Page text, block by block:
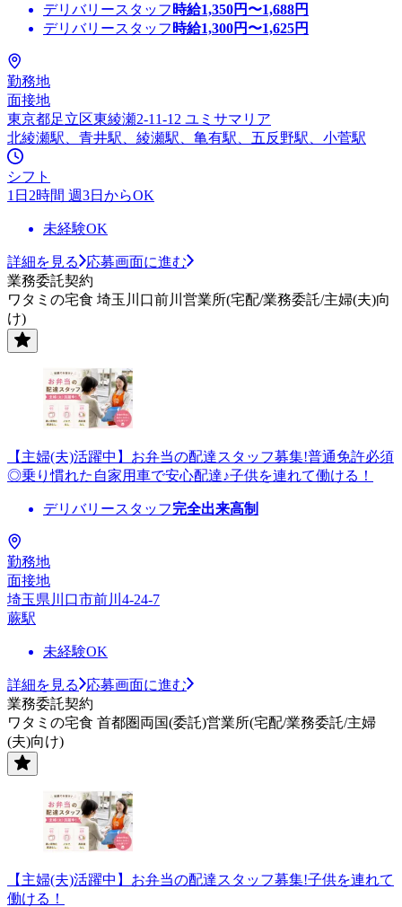
デリバリースタッフ 時給1,350円〜1,688円
デリバリースタッフ 時給1,300円〜1,625円
勤務地
面接地
東京都足立区東綾瀬2-11-12 ユミサマリア
北綾瀬駅、青井駅、綾瀬駅、亀有駅、五反野駅、小菅駅
シフト
1日2時間 週3日からOK
未経験OK
詳細を見る
応募画面に進む
業務委託契約
ワタミの宅食 埼玉川口前川営業所(宅配/業務委託/主婦(夫)向
け)
【主婦(夫)活躍中】お弁当の配達スタッフ募集!普通免許必須
◎乗り慣れた自家用車で安心配達♪子供を連れて働ける！
デリバリースタッフ完全出来高制
勤務地
面接地
埼玉県川口市前川4-24-7
蕨駅
未経験OK
詳細を見る
応募画面に進む
業務委託契約
ワタミの宅食 首都圏両国(委託)営業所(宅配/業務委託/主婦
(夫)向け)
【主婦(夫)活躍中】お弁当の配達スタッフ募集!子供を連れて
働ける！